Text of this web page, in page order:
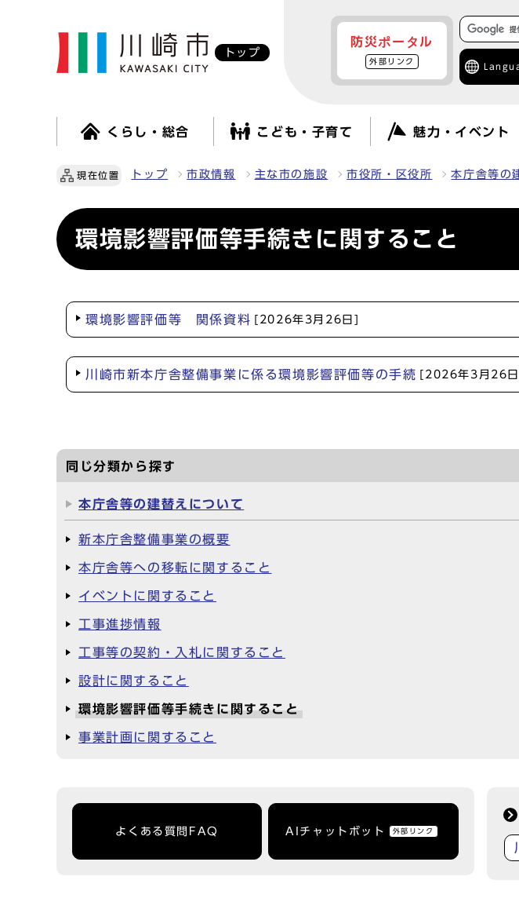
トップ
防災ポータル
外部リンク
くらし・総合 こども・子育て 魅力・イベント
現在位置 トップ 市政情報 主な市の施設 市役所・区役所 本庁舎等の
環境影響評価等手続きに関すること
環境影響評価等 関係資料 [2026年3月26日]
川崎市新本庁舎整備事業に係る環境影響評価等の手続 [2026年3月26日]
同じ分類から探す
本庁舎等の建替えについて
新本庁舎整備事業の概要
本庁舎等への移転に関すること
イベントに関すること
工事進捗情報
工事等の契約・入札に関すること
設計に関すること
環境影響評価等手続きに関すること
事業計画に関すること
よくある質問FAQ AIチャットボット 外部リンク